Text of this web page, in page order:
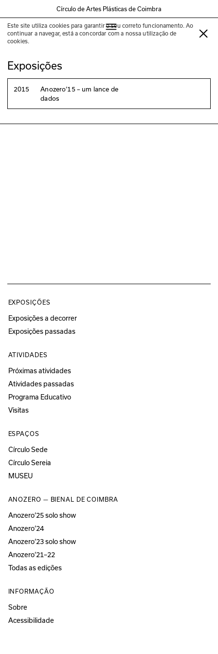
Círculo de Artes Plásticas de Coimbra
Este site utiliza cookies para garantir o seu correto funcionamento. Ao
continuar a navegar, está a concordar com a nossa utilização de
cookies.
Ana Vilela da Costa
Exposições
2015
Anozero‘15 – um lance de
dados
EXPOSIÇÕES
Exposições a decorrer
Exposições passadas
ATIVIDADES
Próximas atividades
Atividades passadas
Programa Educativo
Visitas
ESPAÇOS
Círculo Sede
Círculo Sereia
MUSEU
ANOZERO — BIENAL DE COIMBRA
Anozero‘25 solo show
Anozero‘24
Anozero‘23 solo show
Anozero‘21–22
Todas as edições
INFORMAÇÃO
Sobre
Acessibilidade